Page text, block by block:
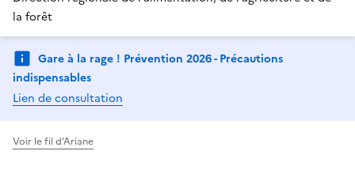
la forêt
Gare à la rage ! Prévention 2026 - Précautions
indispensables
Lien de consultation
Voir le fil d'Ariane